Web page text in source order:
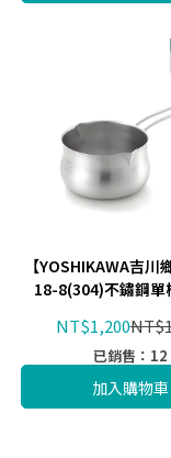
【YOSHIKAWA吉川
18-8(304)不鏽鋼單
NT$1,200
已銷售：12
加入購物車